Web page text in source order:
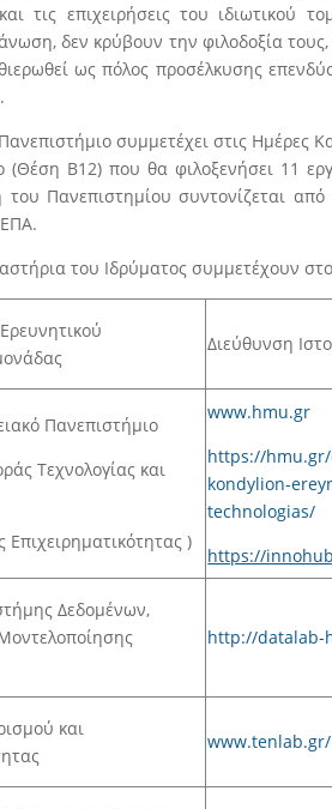
τις επιχειρήσεις του ιδιωτικού
δεν κρύβουν την φιλοδοξία
ως πόλος προσέλκυσης
συμμετέχει στις Ημέρες
(Θέση Β12) που θα φιλοξενήσει 11
Πανεπιστημίου συντονίζεται
του Ιδρύματος συμμετέχουν
Διεύθυνση
Πανεπιστήμιο
Τεχνολογίας και
)
www.hmu.gr
https://
kondylion-
technologias/
https://
Δεδομένων,
http://datalab-
και
www.tenlab.gr/